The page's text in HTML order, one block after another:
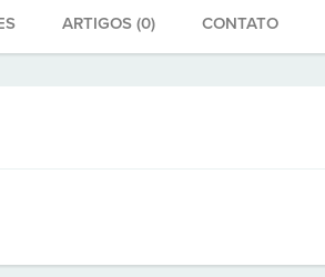
ARTIGOS (0) CONTATO